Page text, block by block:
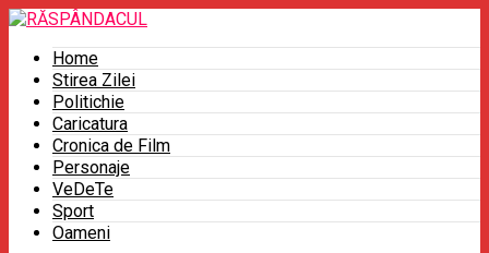
Home
Stirea Zilei
Politichie
Caricatura
Cronica de Film
Personaje
VeDeTe
Sport
Oameni